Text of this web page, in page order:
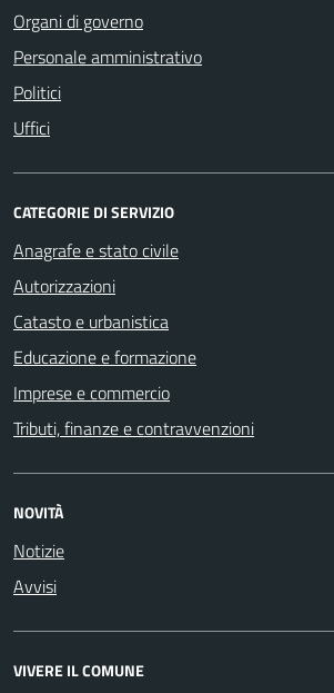
Organi di governo
Personale amministrativo
Politici
Uffici
CATEGORIE DI SERVIZIO
Anagrafe e stato civile
Autorizzazioni
Catasto e urbanistica
Educazione e formazione
Imprese e commercio
Tributi, finanze e contravvenzioni
NOVITÀ
Notizie
Avvisi
VIVERE IL COMUNE